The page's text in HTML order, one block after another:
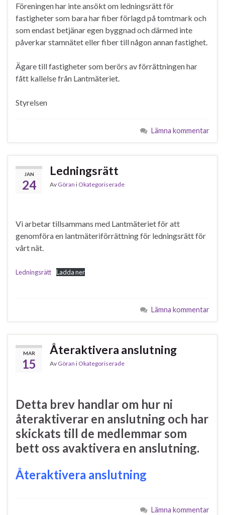
Föreningen har inte ansökt om ledningsrätt för
fastigheter som bara har fiber förlagd på tomtmark och
som endast betjänar egen byggnad och därmed inte
påverkar stamnätet eller fiber till någon annan fastighet.
Ägare till fastigheter som berörs av förrättningen har
fått kallelse från Lantmäteriet.
Styrelsen
Lämna kommentar
JAN
24
Ledningsrätt
Av Göran i Okategoriserade
Vi arbetar tillsammans med Lantmäteriet för att
genomföra en lantmäteriförrättning för ledningsrätt för
vårt nät.
Ledningsrätt Ladda ner
Lämna kommentar
MAR
15
Återaktivera anslutning
Av Göran i Okategoriserade
Detta brev handlar om hur ni
återaktiverar en anslutning och har
skickats till de medlemmar som
bett oss avaktivera en anslutning.
Återaktivera anslutning
Lämna kommentar